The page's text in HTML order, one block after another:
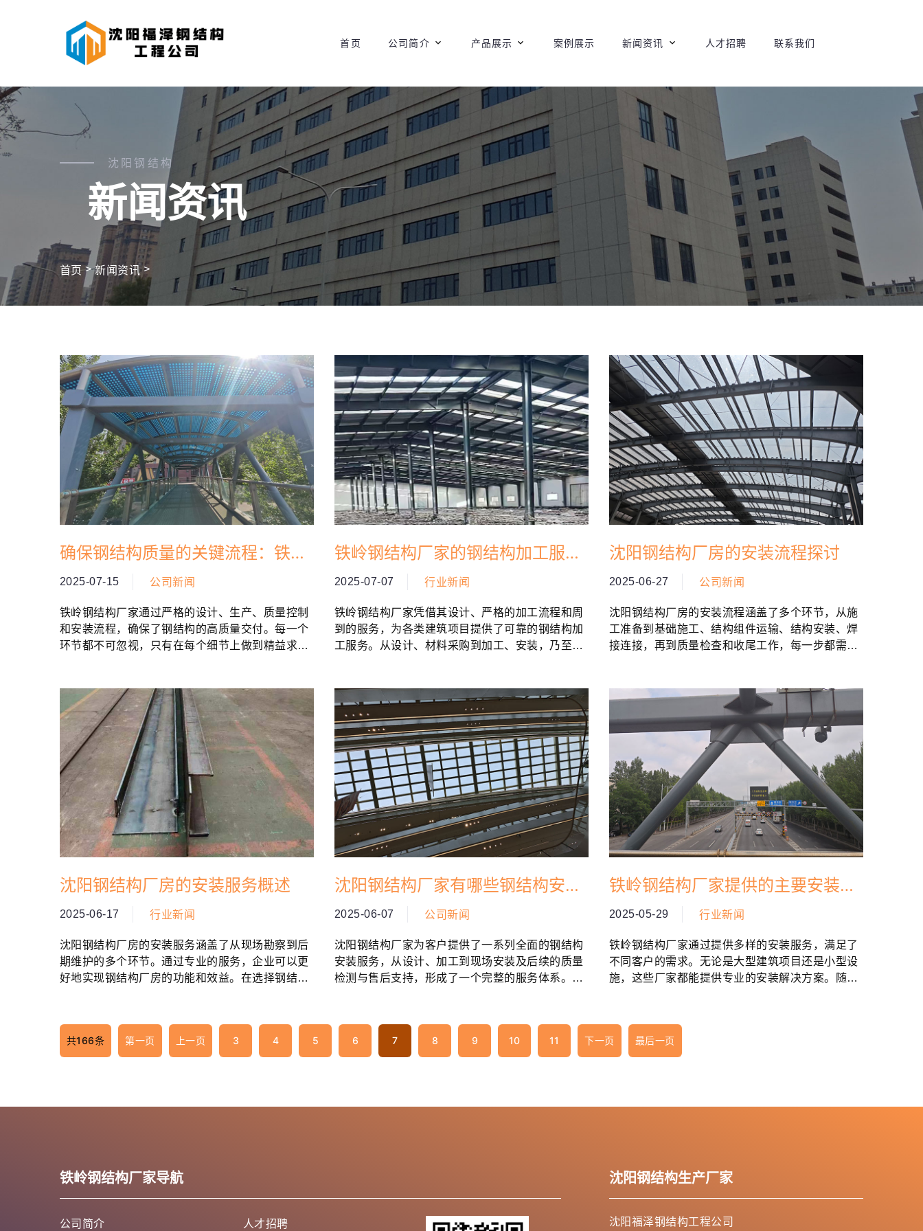
首页 公司简介 产品展示 案例展示 新闻资讯 人才招聘 联系我们
沈阳钢结构
新闻资讯
首页>新闻资讯>
确保钢结构质量的关键流程：铁岭
钢结构厂家操作指南
2025-07-15 公司新闻
铁岭钢结构厂家通过严格的设计、生产、质量控制
和安装流程，确保了钢结构的高质量交付。每一个
环节都不可忽视，只有在每个细节上做到精益求
铁岭钢结构厂家的钢结构加工服务
概述
2025-07-07 行业新闻
铁岭钢结构厂家凭借其设计、严格的加工流程和周
到的服务，为各类建筑项目提供了可靠的钢结构加
工服务。从设计、材料采购到加工、安装，乃至售
沈阳钢结构厂房的安装流程探讨
2025-06-27 公司新闻
沈阳钢结构厂房的安装流程涵盖了多个环节，从施
工准备到基础施工、结构组件运输、结构安装、焊
接连接，再到质量检查和收尾工作，每一步都需要
沈阳钢结构厂房的安装服务概述
2025-06-17 行业新闻
沈阳钢结构厂房的安装服务涵盖了从现场勘察到后
期维护的多个环节。通过专业的服务，企业可以更
好地实现钢结构厂房的功能和效益。在选择钢结构
沈阳钢结构厂家有哪些钢结构安装
服务
2025-06-07 公司新闻
沈阳钢结构厂家为客户提供了一系列全面的钢结构
安装服务，从设计、加工到现场安装及后续的质量
检测与售后支持，形成了一个完整的服务体系。这
​铁岭钢结构厂家提供的主要安装服
务
2025-05-29 行业新闻
铁岭钢结构厂家通过提供多样的安装服务，满足了
不同客户的需求。无论是大型建筑项目还是小型设
施，这些厂家都能提供专业的安装解决方案。随着
共166条 第一页 上一页 3 4 5 6 7 8 9 10 11 下一页 最后一页
铁岭钢结构厂家导航
公司简介 人才招聘
沈阳钢结构生产厂家
沈阳福泽钢结构工程公司